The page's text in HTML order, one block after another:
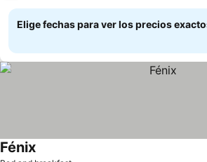
Elige fechas para ver los precios
Fénix